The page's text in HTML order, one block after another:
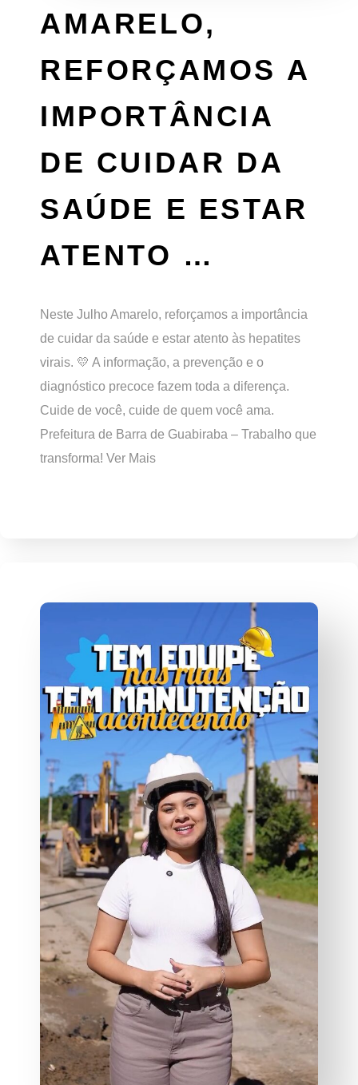
AMARELO,
REFORÇAMOS A
IMPORTÂNCIA
DE CUIDAR DA
SAÚDE E ESTAR
ATENTO …
Neste Julho Amarelo, reforçamos a importância
de cuidar da saúde e estar atento às hepatites
virais. 💛 A informação, a prevenção e o
diagnóstico precoce fazem toda a diferença.
Cuide de você, cuide de quem você ama.
Prefeitura de Barra de Guabiraba – Trabalho que
transforma! Ver Mais